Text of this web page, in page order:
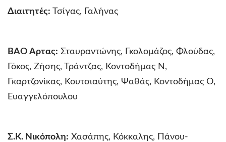
Διαιτητές: Τσίγας, Γαλήνας
ΒΑΟ Άρτας: Σταυραντώνης, Γκολομάζος, Φλούδας,
Γόκος, Ζήσης, Τράντζας, Κοντοδήμας Ν,
Γκαρτζονίκας, Κουτσιαύτης, Ψαθάς, Κοντοδήμας Ο,
Ευαγγελόπουλου
Σ.Κ. Νικόπολη: Χασάπης, Κόκκαλης, Πάνου-